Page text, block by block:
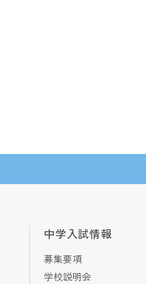
中学入試情報
募集要項
学校説明会